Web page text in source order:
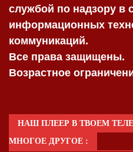
службой по надзору в
информационных
коммуникаций.
Все права защищены.
Возрастное
НАШ ПЛЕЕР В ТВОЕМ
МНОГОЕ ДРУГОЕ :